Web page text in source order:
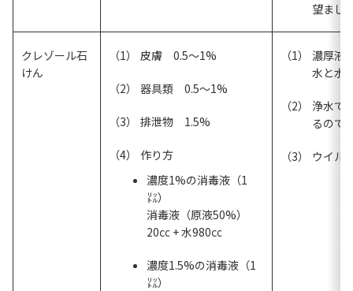
望まし
クレゾール石
けん
皮膚 0.5～1%
器具類 0.5～1%
排泄物 1.5%
作り方
濃度1%の消毒液（1
㍑）
消毒液（原液50%）
20㏄ + 水980㏄
濃度1.5%の消毒液（1
㍑）
濃厚液
水と水
浄水で
るので
ウイル